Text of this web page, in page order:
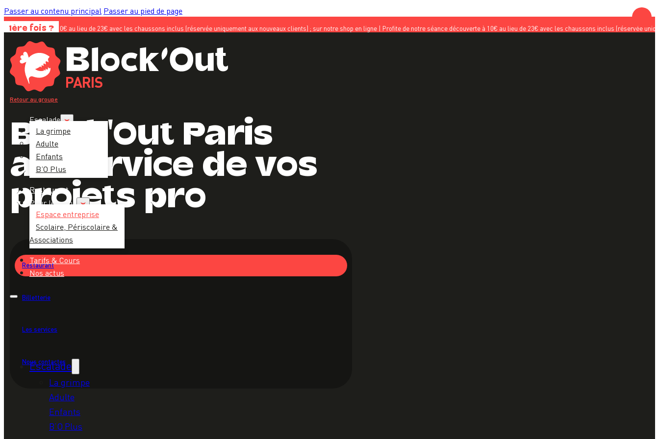
Passer au contenu principal Passer au pied de page
1ère fois ?
à 10€ au lieu de 23€ avec les chaussons inclus (réservée uniquement aux nouveaux clients) ; sur notre shop en ligne | Profite de notre séance découverte à 10€ au lieu de 23€ avec les chaussons inclus (réservée uniquement aux
PARIS
Retour au groupe
Escalade
La grimpe
Adulte
Enfants
B’O Plus
Restaurant
Pour les pros
Espace entreprise
Scolaire, Périscolaire &
Associations
Tarifs & Cours
Nos actus
Escalade
La grimpe
Adulte
Enfants
B’O Plus
Block'Out Paris
au service de vos
projets pro
Restaurant
Billetterie
Les services
Nous contacter